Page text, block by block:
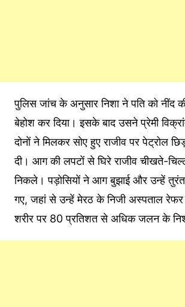
पुलिस जांच के अनुसार निशा ने पति को नींद
बेहोश कर दिया। इसके बाद उसने प्रेमी
दोनों ने मिलकर सोए हुए राजीव पर पेट्रोल
दी। आग की लपटों से घिरे राजीव चीखते-
निकले। पड़ोसियों ने आग बुझाई और उन्हें
गए, जहां से उन्हें मेरठ के निजी अस्पताल
शरीर पर 80 प्रतिशत से अधिक जलन के